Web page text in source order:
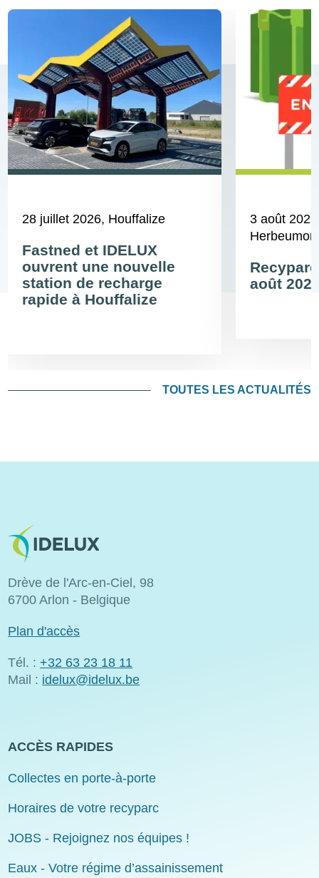
28 juillet 2026, Houffalize
Fastned et IDELUX
ouvrent une nouvelle
station de recharge
rapide à Houffalize
3 août 2026
août
TOUTES LES ACTUALITÉS
Image
Drève de l'Arc-en-Ciel, 98
6700 Arlon - Belgique
Plan d'accès
Tél. : +32 63 23 18 11
Mail : idelux@idelux.be
ACCÈS RAPIDES
Collectes en porte-à-porte
Horaires de votre recyparc
JOBS - Rejoignez nos équipes !
Eaux - Votre régime d’assainissement